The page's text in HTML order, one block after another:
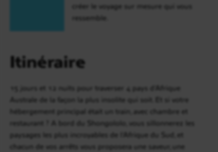
créer le voyage sur mesure qui vous
ressemble.
Itinéraire
15 jours et 12 nuits pour traverser 4 pays d’Afrique
Australe de la façon la plus insolite qui soit. Et si votre
hébergement principal était un train, avec chambre et
restaurant ? A bord du Shongololo, vous sillonnerez les
paysages les plus incroyables de l’Afrique du Sud, et
chacun de vos arrêts vous proposera une saveur, une